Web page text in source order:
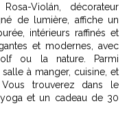
Violán, décorateur
de lumière, affiche un
intérieurs raffinés et
et modernes, avec
ou la nature. Parmi
à manger, cuisine, et
trouverez dans le
et un cadeau de 30